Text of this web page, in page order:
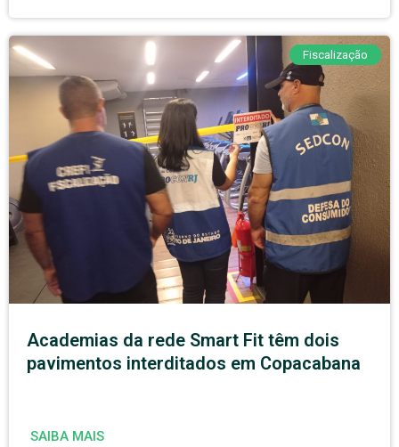
Fiscalização
Academias da rede Smart Fit têm dois
pavimentos interditados em Copacabana
SAIBA MAIS